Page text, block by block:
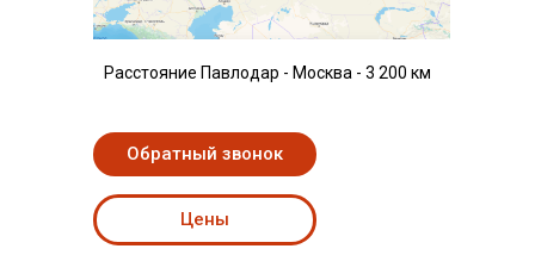
Обратный звонок
Цены
Расстояние Павлодар - Москва - 3 200 км